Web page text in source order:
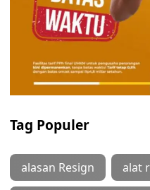
Tag Populer
alasan Resign alat